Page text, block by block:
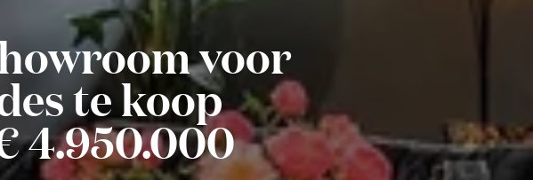
voor
te koop
4.950.000